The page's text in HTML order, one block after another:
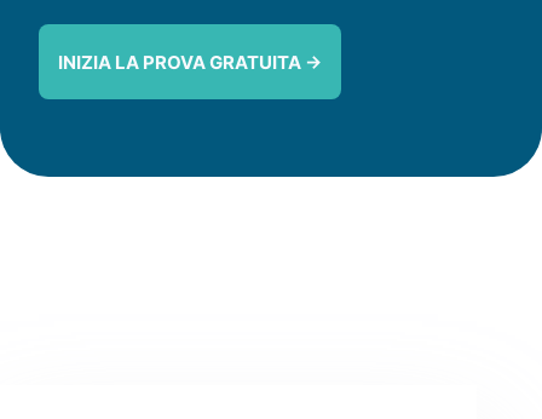
INIZIA LA PROVA GRATUITA →